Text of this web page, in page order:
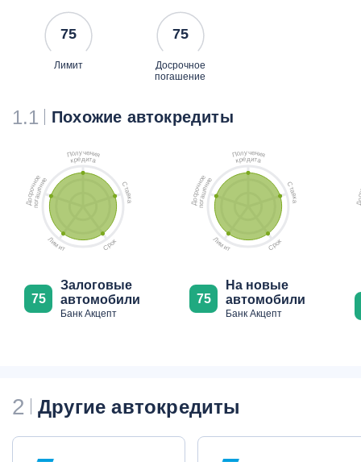
75
Лимит
75
Досрочное
погашение
1.1 Похожие автокредиты
Получения
кредита
С
т
а
в
к
а
Сро
к
Лимит
Д
о
с
р
о
ч
но
е
п
о
г
а
ш
е
ни
е
75
Залоговые
автомобили
Банк Акцепт
Получения
кредита
С
т
а
в
к
а
Сро
к
Лимит
Д
о
с
р
о
ч
но
е
п
о
г
а
ш
е
ни
е
75
На новые
автомобили
Банк Акцепт
2 Другие автокредиты